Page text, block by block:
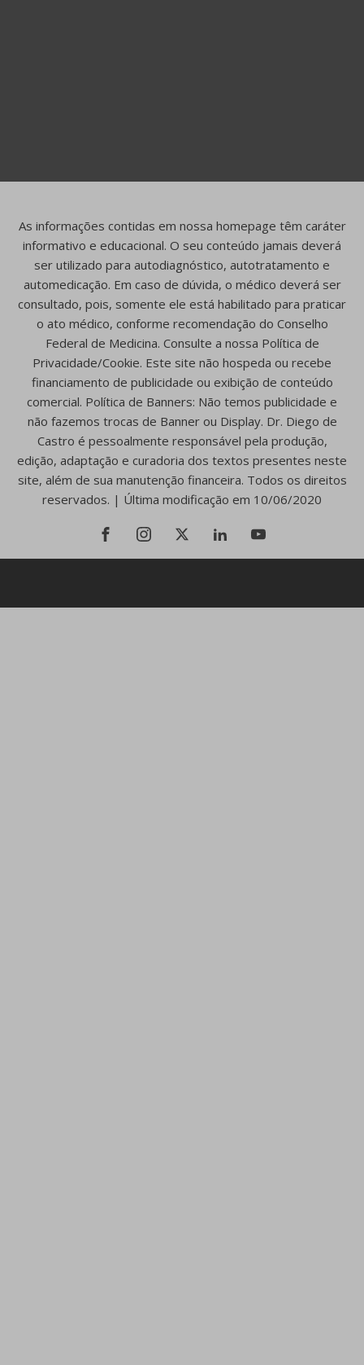
As informações contidas em nossa homepage têm caráter
informativo e educacional. O seu conteúdo jamais deverá
ser utilizado para autodiagnóstico, autotratamento e
automedicação. Em caso de dúvida, o médico deverá ser
consultado, pois, somente ele está habilitado para praticar
o ato médico, conforme recomendação do Conselho
Federal de Medicina. Consulte a nossa Política de
Privacidade/Cookie. Este site não hospeda ou recebe
financiamento de publicidade ou exibição de conteúdo
comercial. Política de Banners: Não temos publicidade e
não fazemos trocas de Banner ou Display. Dr. Diego de
Castro é pessoalmente responsável pela produção,
edição, adaptação e curadoria dos textos presentes neste
site, além de sua manutenção financeira. Todos os direitos
reservados. | Última modificação em 10/06/2020